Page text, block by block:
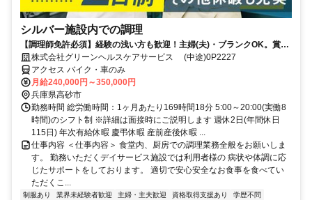
シルバー施設内での調理
【調理師免許必須】経験の浅い方も歓迎！主婦(夫)・ブランクOK。賞与/
割引株式会社グリーンヘルスケアサービス (中途)0P2227
アクセス バイク・車のみ
月給240,000円～350,000円
兵庫県高砂市
勤務時間 総労働時間：1ヶ月あたり169時間18分 5:00～20:00(実働8
時間)のシフト制 ※詳細は面接時にご説明します 週休2日(年間休日
115日) 年次有給休暇 慶弔休暇 産前産後休暇 ...
仕事内容 ＜仕事内容＞ 食堂内、厨房での調理業務全般をお願いしま
す。 勤務いただくデイサービス施設では利用者様の 病状や体調に応
じたサポートをしております。 適切で安心安全なお食事を食べてい
ただくこ...
制服あり 業界未経験者歓迎 主婦・主夫歓迎 資格取得支援あり
学歴不問